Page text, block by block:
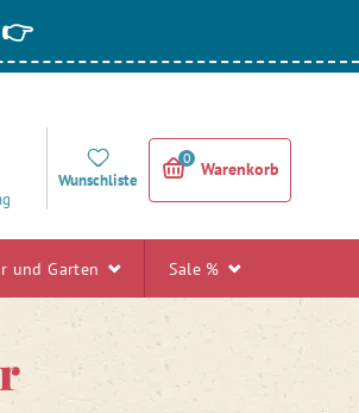
Wunschliste
0
Warenkorb
und Garten Sale %